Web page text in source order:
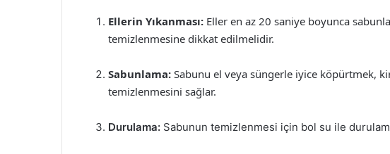
Ellerin Yıkanması: Eller en az 20 saniye boyunca
temizlenmesine dikkat edilmelidir.
Sabunlama: Sabunu el veya süngerle iyice köpürtmek,
temizlenmesini sağlar.
Durulama: Sabunun temizlenmesi için bol su ile